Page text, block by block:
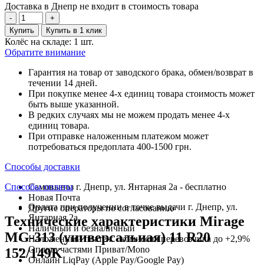
Доставка в Днепр не входит в стоимость товара
-
+
Купить
Купить в 1 клик
Колёс на складе: 1 шт.
Обратите внимание
Гарантия на товар от заводского брака, обмен/возврат в
течении 14 дней.
При покупке менее 4-х единиц товара стоимость может
быть выше указанной.
В редких случаях мы не можем продать менее 4-х
единиц товара.
При отправке наложенным платежом может
потребоваться предоплата 400-1500 грн.
Способы доставки
Самовывоз г. Днепр, ул. Янтарная 2а - бесплатно
Новая Почта
Другие операторы по согласованию
Способы оплаты
Оплата при получении в точке выдачи г. Днепр, ул.
Янтарная 2а
Наличный и безналичный
Наложенный платеж - комиссия перевозчика до +2,9%
Оплата частями Приват/Mono
Онлайн LiqPay (Apple Pay/Google Pay)
Технические характеристики Mirage
MG-313 (универсальная) 11 R20
152/149K